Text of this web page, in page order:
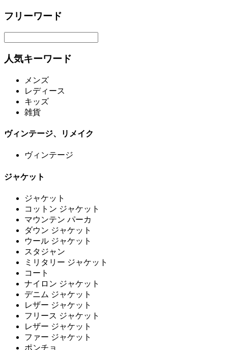
フリーワード
人気キーワード
メンズ
レディース
キッズ
雑貨
ヴィンテージ、リメイク
ヴィンテージ
ジャケット
ジャケット
コットン ジャケット
マウンテン パーカ
ダウン ジャケット
ウール ジャケット
スタジャン
ミリタリー ジャケット
コート
ナイロン ジャケット
デニム ジャケット
レザー ジャケット
フリース ジャケット
レザー ジャケット
ファー ジャケット
ポンチョ